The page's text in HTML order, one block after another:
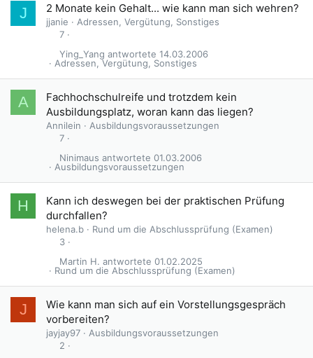
J 2 Monate kein Gehalt... wie kann man sich wehren?
jjanie
Adressen, Vergütung, Sonstiges
7
Adressen, Vergütung, Sonstiges
14.03.2006
Ying_Yang
A
Fachhochschulreife und trotzdem kein
Ausbildungsplatz, woran kann das liegen?
Annilein
Ausbildungsvoraussetzungen
7
Ausbildungsvoraussetzungen
01.03.2006
Ninimaus
H
Kann ich deswegen bei der praktischen Prüfung
durchfallen?
helena.b
Rund um die Abschlussprüfung (Examen)
3
Rund um die Abschlussprüfung (Examen)
01.02.2025
Martin H.
J
Wie kann man sich auf ein Vorstellungsgespräch
vorbereiten?
jayjay97
Ausbildungsvoraussetzungen
2